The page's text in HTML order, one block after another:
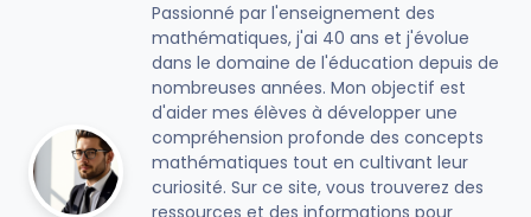
Passionné par l'enseignement des
mathématiques, j'ai 40 ans et j'évolue
dans le domaine de l'éducation depuis de
nombreuses années. Mon objectif est
d'aider mes élèves à développer une
compréhension profonde des concepts
mathématiques tout en cultivant leur
curiosité. Sur ce site, vous trouverez des
ressources et des informations pour